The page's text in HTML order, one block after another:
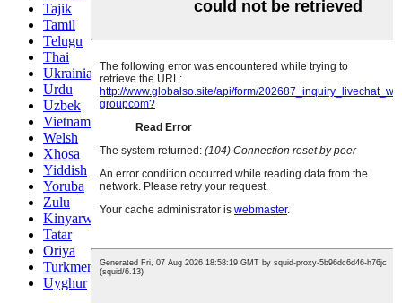
Tajik
Tamil
Telugu
Thai
Ukrainian
Urdu
Uzbek
Vietnamese
Welsh
Xhosa
Yiddish
Yoruba
Zulu
Kinyarwanda
Tatar
Oriya
Turkmen
Uyghur